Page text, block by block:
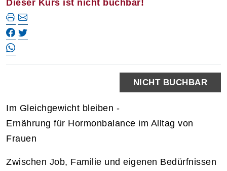
Dieser Kurs ist nicht buchbar!
NICHT BUCHBAR
Im Gleichgewicht bleiben -
Ernährung für Hormonbalance im Alltag von
Frauen
Zwischen Job, Familie und eigenen Bedürfnissen